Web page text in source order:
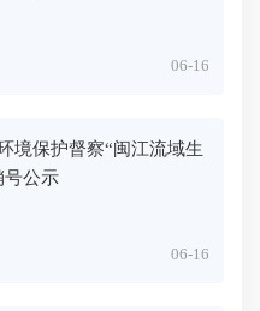
06-16
境保护督察“闽江流域生
号公示
06-16